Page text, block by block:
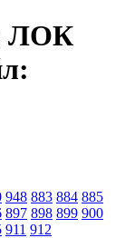
ЛОК
948 883 884 885
897 898 899 900
911 912